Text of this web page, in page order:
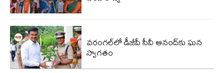
వరంగల్‌లో డీజీపీ సీవీ ఆనంద్‌కు ఘన
స్వాగతం